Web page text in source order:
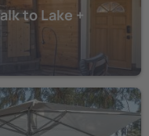
to Lake +